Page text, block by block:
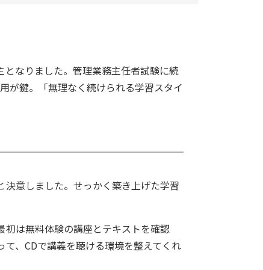
なりました。管理業務主任者試験に続
が鍵。「無理なく続けられる学習スタイ
意しました。せっかく築き上げた学習
は無料体験の講座とテキストを確認
、CDで講義を聴ける環境を整えてくれ